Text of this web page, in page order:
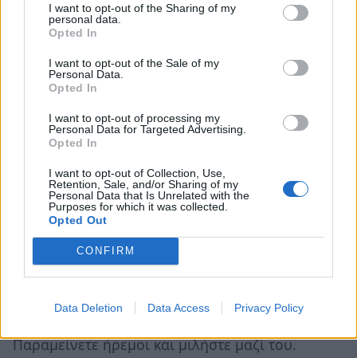
I want to opt-out of the Sharing of my
personal data.
Opted In
I want to opt-out of the Sale of my
Personal Data.
Opted In
I want to opt-out of processing my
Personal Data for Targeted Advertising.
Opted In
I want to opt-out of Collection, Use,
Retention, Sale, and/or Sharing of my
Personal Data that Is Unrelated with the
Purposes for which it was collected.
Opted Out
CONFIRM
Data Deletion Data Access Privacy Policy
«Να παίρνετε πάντα στα σοβαρά τα
αυτοκαταστροφικά σχόλια»
Όταν ένας άνθρωπος αναφέρει ότι σκέπτεται
την αυτοκτονία πρέπει πάντα να
αντιμετωπίζουμε αυτά τα σχόλια με
σοβαρότητα. Η υπόθεση ότι ο άνθρωπος αυτός
σοβαρό και ενδεχομένως καταστρεπτικό, λάθος.
Ζητήστε την βοήθεια ειδικών άμεσα.
«Προσπαθήστε να μην φανείτε σοκαρισμένος»
Ο άνθρωπος αυτός είναι ήδη πολύ
συντετριμμένος και αν διακρίνει την ταραχή σας
Παραμείνετε ήρεμοι και μιλήστε μαζί του.